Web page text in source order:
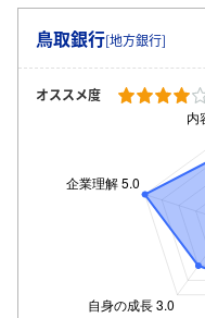
鳥取銀行[地方銀行]
オススメ度